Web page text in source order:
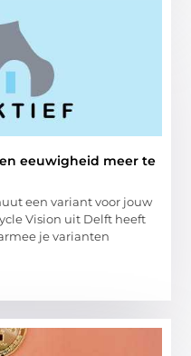
eeuwigheid meer te
een variant voor jouw
Vision uit Delft heeft
je varianten